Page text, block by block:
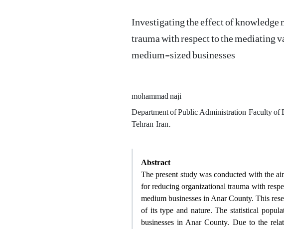
Investigating the effect of knowledge
trauma with respect to the mediating
medium-sized businesses
mohammad naji
Department of Public Administration, Faculty
Tehran, Iran.
Abstract
The present study was conducted with the
for reducing organizational trauma with
medium businesses in Anar County. This
of its type and nature. The statistical
businesses in Anar County. Due to the